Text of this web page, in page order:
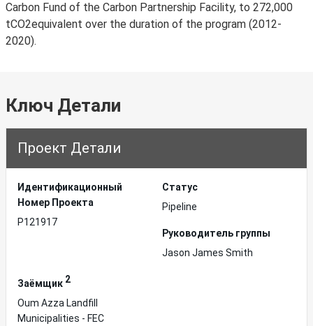
Carbon Fund of the Carbon Partnership Facility, to 272,000
tCO2equivalent over the duration of the program (2012-
2020).
Ключ Детали
Проект Детали
Идентификационный
Hомер Проекта
P121917
Статус
Pipeline
Руководитель группы
Jason James Smith
Заёмщик 2
Oum Azza Landfill
Municipalities - FEC